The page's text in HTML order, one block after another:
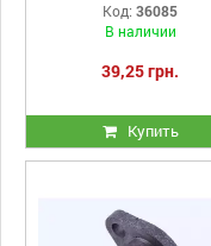
Код: 36085
В наличии
39,25 грн.
Купить